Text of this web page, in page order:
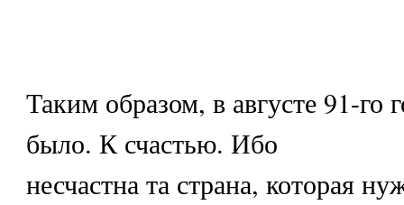
Таким образом, в августе 91-го
было. К счастью. Ибо
несчастна та страна, которая